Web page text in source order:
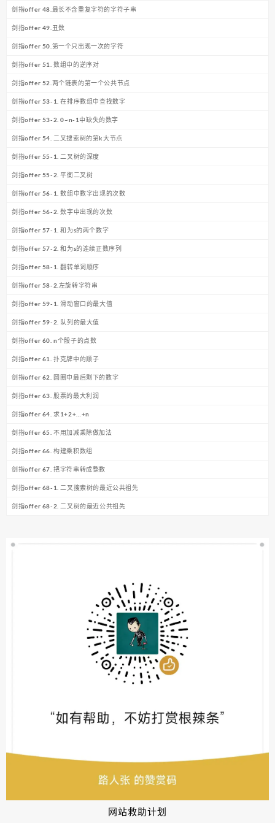
网站救助计划
剑指offer 48.最长不含重复字符的字符子串
剑指offer 49.丑数
剑指offer 50.第一个只出现一次的字符
剑指offer 51. 数组中的逆序对
剑指offer 52.两个链表的第一个公共节点
剑指offer 53-1. 在排序数组中查找数字
剑指offer 53-2. 0~n-1中缺失的数字
剑指offer 54. 二叉搜索树的第k大节点
剑指offer 55-1. 二叉树的深度
剑指offer 55-2. 平衡二叉树
剑指offer 56-1. 数组中数字出现的次数
剑指offer 56-2. 数字中出现的次数
剑指offer 57-1. 和为s的两个数字
剑指offer 57-2. 和为s的连续正数序列
剑指offer 58-1. 翻转单词顺序
剑指offer 58-2.左旋转字符串
剑指offer 59-1. 滑动窗口的最大值
剑指offer 59-2. 队列的最大值
剑指offer 60. n个骰子的点数
剑指offer 61. 扑克牌中的顺子
剑指offer 62. 圆圈中最后剩下的数字
剑指offer 63. 股票的最大利润
剑指offer 64. 求1+2+…+n
剑指offer 65. 不用加减乘除做加法
剑指offer 66. 构建乘积数组
剑指offer 67. 把字符串转成整数
剑指offer 68-1. 二叉搜索树的最近公共祖先
剑指offer 68-2. 二叉树的最近公共祖先